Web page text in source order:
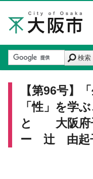
検索
【第96号】
「性」を学
と 大阪府
ー 辻 由起